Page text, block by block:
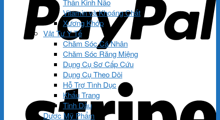
Thần Kinh Não
Vitamin và Khoáng Chất
Xương Khớp
Vật Tư Y Tế
Chăm Sóc Cá Nhân
Chăm Sóc Răng Miệng
Dụng Cụ Sơ Cấp Cứu
Dụng Cụ Theo Dõi
Hỗ Trợ Tình Dục
Khẩu Trang
Tinh Dầu
Dược Mỹ Phẩm